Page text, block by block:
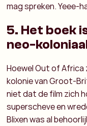
mag spreken. Yeee-
5. Het boek
neo-
Hoewel Out of Africa
kolonie van Groot-
niet dat de film zich
superscheve en
Blixen was al